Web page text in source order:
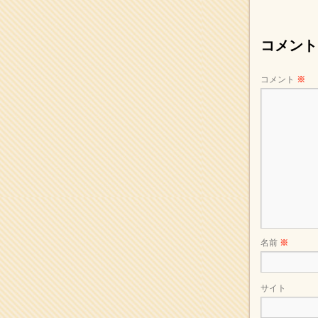
コメン
コメント ※
名前 ※
サイト
2017年5月(2)
2017年4月(2)
2017年3月(1)
2017年2月(1)
2017年1月(2)
2016年12月(4)
2016年11月(3)
2016年10月(1)
2016年9月(3)
2016年8月(2)
2016年7月(3)
2016年6月(2)
2016年5月(3)
2016年4月(4)
2016年3月(4)
2016年2月(5)
2016年1月(3)
2015年12月(6)
2015年11月(4)
2015年10月(4)
2015年9月(3)